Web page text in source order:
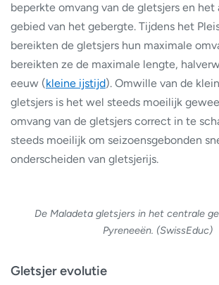
beperkte omvang van de gletsjers en het
gebied van het gebergte. Tijdens het
bereikten de gletsjers hun maximale
bereikten ze de maximale lengte,
eeuw (kleine ijstijd). Omwille van de
gletsjers is het wel steeds moeilijk
omvang van de gletsjers correct in te
steeds moeilijk om seizoensgebonden
onderscheiden van gletsjerijs.
De Maladeta gletsjers in het centrale
Pyreneeën. (SwissEduc)
Gletsjer evolutie